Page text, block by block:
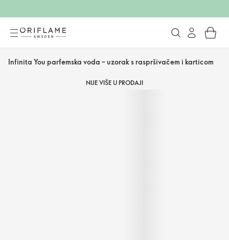
Infinita You parfemska voda – uzorak s raspršivačem i karticom
NIJE VIŠE U PRODAJI